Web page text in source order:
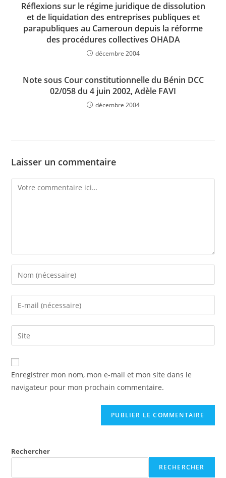
Réflexions sur le régime juridique de dissolution
et de liquidation des entreprises publiques et
parapubliques au Cameroun depuis la réforme
des procédures collectives OHADA
décembre 2004
Note sous Cour constitutionnelle du Bénin DCC
02/058 du 4 juin 2002, Adèle FAVI
décembre 2004
Laisser un commentaire
Enregistrer mon nom, mon e-mail et mon site dans le
navigateur pour mon prochain commentaire.
Rechercher
RECHERCHER